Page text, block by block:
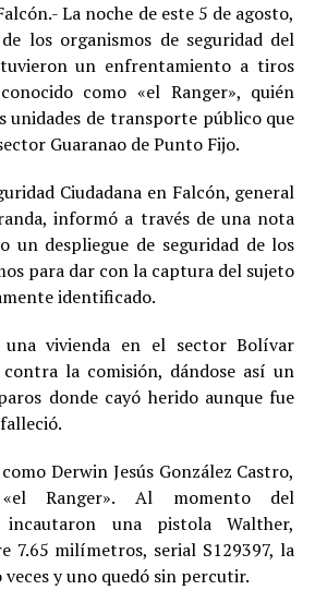
La noche de este 5 de agosto,
los organismos de seguridad del
un enfrentamiento a tiros
como «el Ranger», quién
unidades de transporte público que
Guaranao de Punto Fijo.
Ciudadana en Falcón, general
informó a través de una nota
un despliegue de seguridad de los
para dar con la captura del sujeto
identificado.
una vivienda en el sector Bolívar
la comisión, dándose así un
donde cayó herido aunque fue
Derwin Jesús González Castro,
Ranger». Al momento del
una pistola Walther,
7.65 milímetros, serial S129397, la
y uno quedó sin percutir.